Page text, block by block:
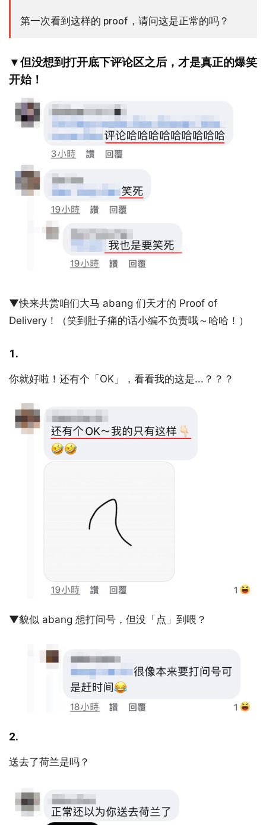
第一次看到这样的 proof，请问这是正常的吗？
▼但没想到打开底下评论区之后，才是真正的爆笑
开始！
▼快来共赏咱们大马 abang 们天才的 Proof of
Delivery！（笑到肚子痛的话小编不负责哦～哈哈！）
1.
你就好啦！还有个「OK」，看看我的这是...？？？
▼貌似 abang 想打问号，但没「点」到喂？
2.
送去了荷兰是吗？